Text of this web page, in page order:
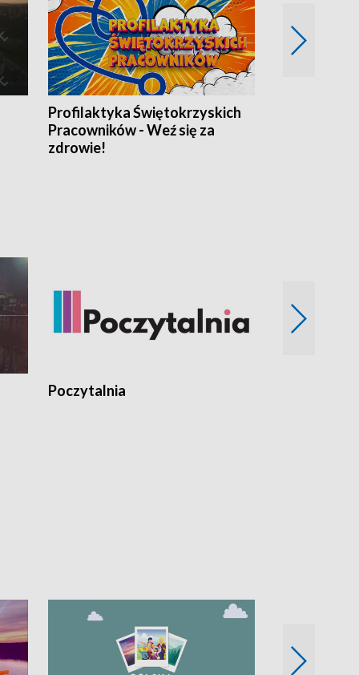
Profilaktyka Świętokrzyskich
Pracowników - Weź się za
zdrowie!
Poczytalnia